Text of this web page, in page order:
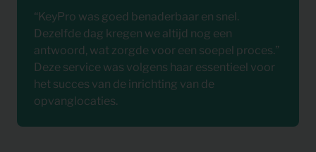
“KeyPro was goed benaderbaar en snel.
Dezelfde dag kregen we altijd nog een
antwoord, wat zorgde voor een soepel proces.”
Deze service was volgens haar essentieel voor
het succes van de inrichting van de
opvanglocaties.